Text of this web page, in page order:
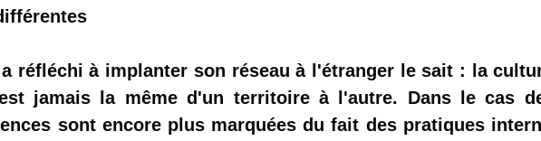
réfléchi à implanter son réseau à l'étranger le sait : la
jamais la même d'un territoire à l'autre. Dans le cas
sont encore plus marquées du fait des pratiques